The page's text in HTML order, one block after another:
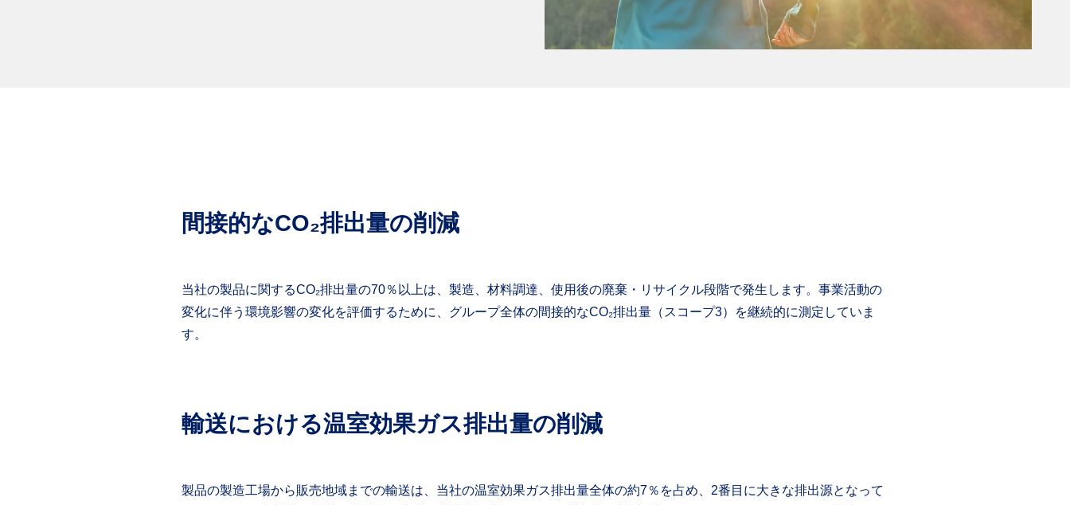
間接的なCO₂排出量の削減
当社の製品に関するCO₂排出量の70％以上は、製造、材料調達、使用後の廃棄・リサイクル段階で発生します。事業活動の
変化に伴う環境影響の変化を評価するために、グループ全体の間接的なCO₂排出量（スコープ3）を継続的に測定していま
す。
輸送における温室効果ガス排出量の削減
製品の製造工場から販売地域までの輸送は、当社の温室効果ガス排出量全体の約7％を占め、2番目に大きな排出源となって